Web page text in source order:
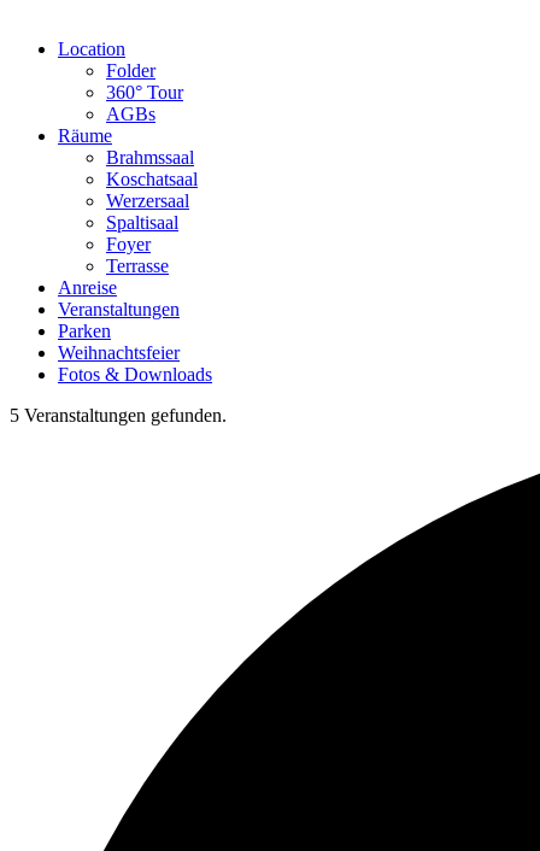
Location
Folder
360° Tour
AGBs
Räume
Brahmssaal
Koschatsaal
Werzersaal
Spaltisaal
Foyer
Terrasse
Anreise
Veranstaltungen
Parken
Weihnachtsfeier
Fotos & Downloads
5 Veranstaltungen gefunden.